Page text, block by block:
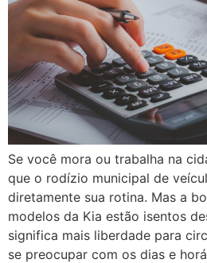
Se você mora ou trabalha na
que o rodízio municipal de
diretamente sua rotina. Mas a
modelos da Kia estão isentos
significa mais liberdade para
se preocupar com os dias e